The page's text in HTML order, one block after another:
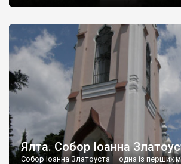
Ялта. Собор Іоанна
Собор Іоанна Златоуста – одна із перших